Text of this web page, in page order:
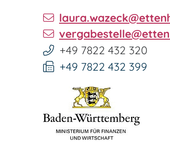
+49 7822 432 320
+49 7822 432 399